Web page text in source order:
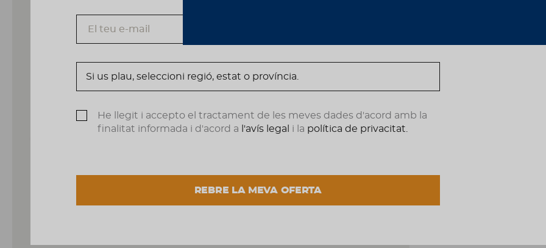
8,45 €
He llegit i accepto el tractament de les meves dades d'acord amb la
finalitat informada i d'acord a
l'avís legal i la política de privacitat.
REBRE LA MEVA OFERTA